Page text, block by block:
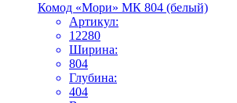
Комод «Мори» МК 804 (белый)
Артикул:
12280
Ширина:
804
Глубина:
404